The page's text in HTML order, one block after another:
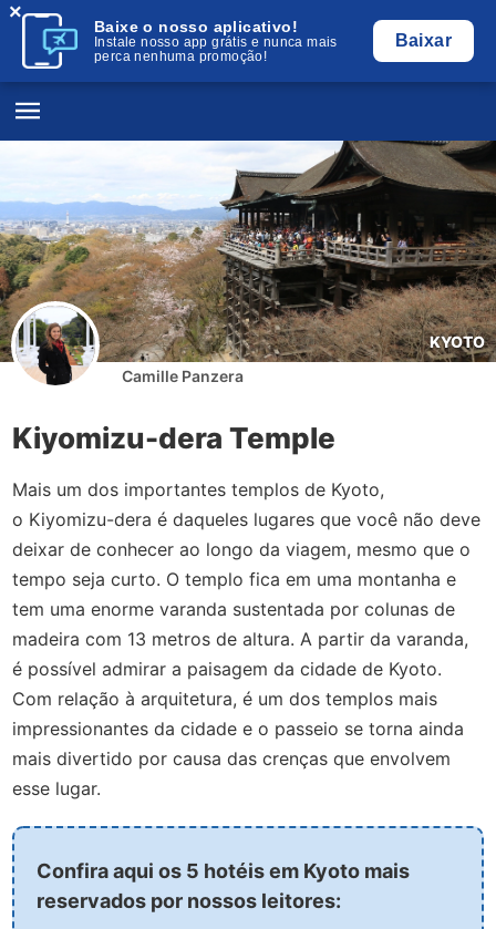
Baixe o nosso aplicativo!
Instale nosso app grátis e nunca mais
perca nenhuma promoção!
Baixar
×
KYOTO
Camille Panzera
Kiyomizu-dera Temple
Mais um dos importantes templos de Kyoto,
o Kiyomizu-dera é daqueles lugares que você não deve
deixar de conhecer ao longo da viagem, mesmo que o
tempo seja curto. O templo fica em uma montanha e
tem uma enorme varanda sustentada por colunas de
madeira com 13 metros de altura. A partir da varanda,
é possível admirar a paisagem da cidade de Kyoto.
Com relação à arquitetura, é um dos templos mais
impressionantes da cidade e o passeio se torna ainda
mais divertido por causa das crenças que envolvem
esse lugar.
Confira aqui os 5 hotéis em Kyoto mais
reservados por nossos leitores: